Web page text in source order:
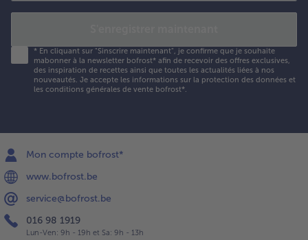
* En cliquant sur "Sinscrire maintenant", je confirme que je souhaite
mabonner à la newsletter bofrost* afin de recevoir des offres exclusives,
des inspiration de recettes ainsi que toutes les actualités liées à nos
nouveautés. Je accepte les informations sur la protection des données et
les conditions générales de vente bofrost*
Mon compte bofrost*
www.bofrost.be
service@bofrost.be
016 98 1919
Lun-Ven: 9h - 19h et Sa: 9h - 13h